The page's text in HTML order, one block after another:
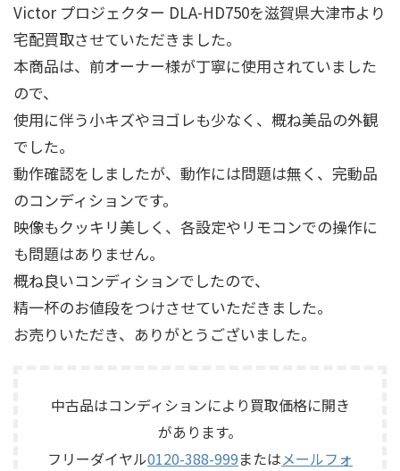
Victor プロジェクター DLA-HD750を滋賀県大津市より
宅配買取させていただきました。
本商品は、前オーナー様が丁寧に使用されていました
ので、
使用に伴う小キズやヨゴレも少なく、概ね美品の外観
でした。
動作確認をしましたが、動作には問題は無く、完動品
のコンディションです。
映像もクッキリ美しく、各設定やリモコンでの操作に
も問題はありません。
概ね良いコンディションでしたので、
精一杯のお値段をつけさせていただきました。
お売りいただき、ありがとうございました。
中古品はコンディションにより買取価格に開き
があります。
フリーダイヤル0120-388-999またはメールフォ